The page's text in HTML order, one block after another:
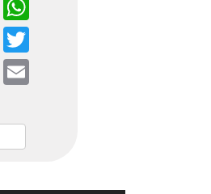
Twitter
Email